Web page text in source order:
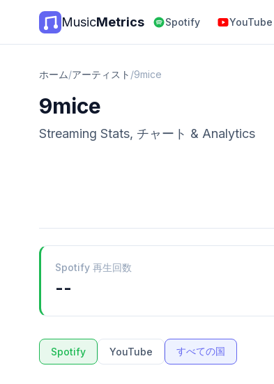
MusicMetrics Spotify YouTube
ホーム/アーティスト /9mice
9mice
Streaming Stats, チャート & Analytics
Spotify 再生回数
--
Spotify YouTube すべての国